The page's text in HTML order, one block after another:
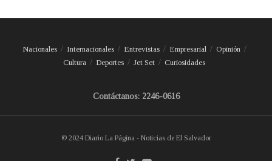
Nacionales Internacionales Entrevistas Empresarial
Opinión
Cultura
Deportes Jet Set Curiosidades
Contáctanos: 2246-0616
© 2024 Diario La Página - Noticias de El Salvador